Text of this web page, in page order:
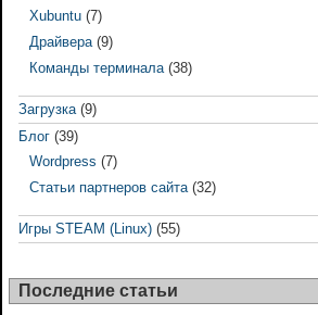
Xubuntu (7)
Драйвера(9)
Команды терминала(38)
Загрузка(9)
Блог (39)
Wordpress (7)
Статьи партнеров сайта(32)
Игры STEAM (Linux) (55)
Последние статьи